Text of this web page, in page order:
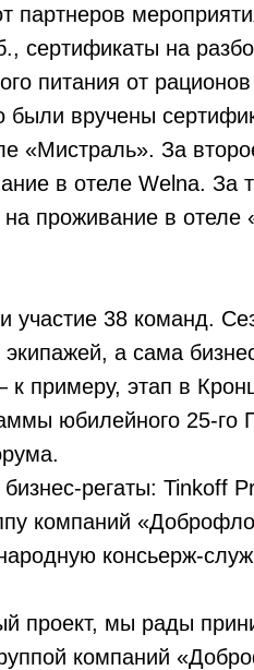
партнеров
сертификаты на
питания от
были вручены
«Мистраль». За
в отеле Welna. За
проживание в отеле
участие 38 команд.
а сама
к примеру, этап в
юбилейного 25-го
регаты: Tinkoff
компаний
консьерж-
проект, мы рады
компаний